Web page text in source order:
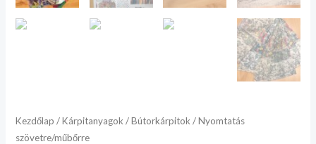
Kezdőlap /Kárpitanyagok /Bútorkárpitok / Nyomtatás
szövetre/műbőrre